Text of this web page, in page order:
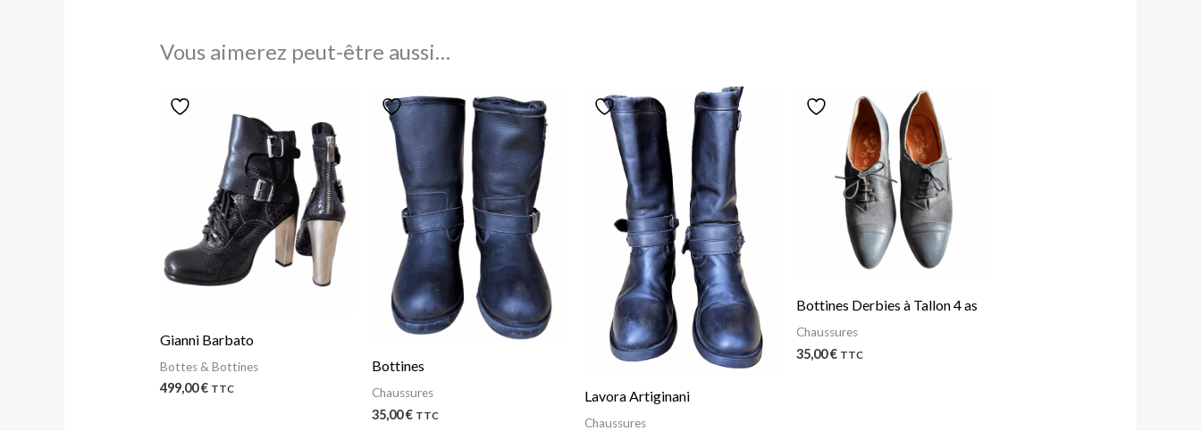
Vous aimerez peut-être aussi…
Gianni Barbato
Bottes & Bottines
499,00€ TTC
Bottines
Chaussures
35,00€ TTC
Lavora Artiginani
Chaussures
Bottines Derbies à Tallon 4 as
Chaussures
35,00€ TTC